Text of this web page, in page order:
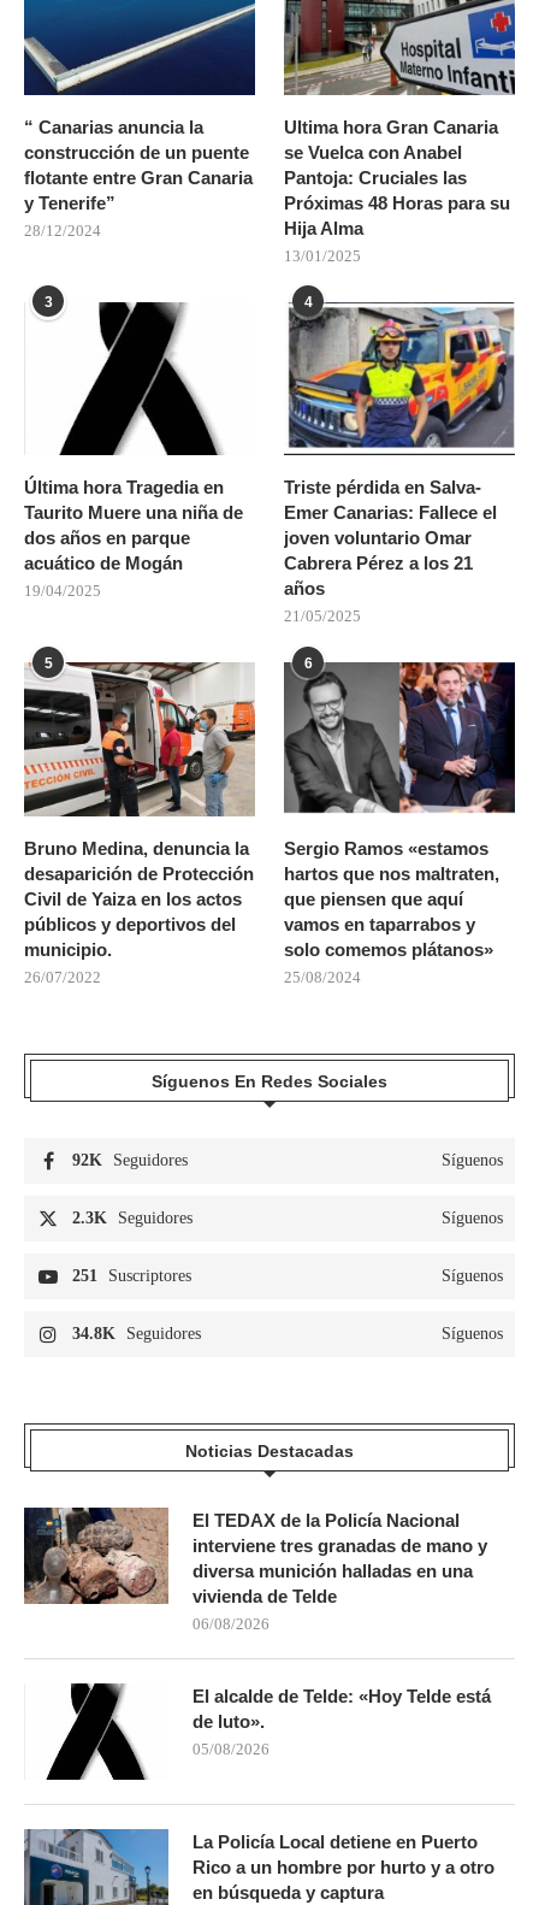
“ Canarias anuncia la
construcción de un puente
flotante entre Gran Canaria
y Tenerife”
28/12/2024
Ultima hora Gran Canaria
se Vuelca con Anabel
Pantoja: Cruciales las
Próximas 48 Horas para su
Hija Alma
13/01/2025
3
Última hora Tragedia en
Taurito Muere una niña de
dos años en parque
acuático de Mogán
19/04/2025
4
Triste pérdida en Salva-
Emer Canarias: Fallece el
joven voluntario Omar
Cabrera Pérez a los 21
años
21/05/2025
5
Bruno Medina, denuncia la
desaparición de Protección
Civil de Yaiza en los actos
públicos y deportivos del
municipio.
26/07/2022
6
Sergio Ramos «estamos
hartos que nos maltraten,
que piensen que aquí
vamos en taparrabos y
solo comemos plátanos»
25/08/2024
Síguenos En Redes Sociales
92K Seguidores Síguenos
2.3K Seguidores Síguenos
251 Suscriptores Síguenos
34.8K Seguidores Síguenos
Noticias Destacadas
El TEDAX de la Policía Nacional
interviene tres granadas de mano y
diversa munición halladas en una
vivienda de Telde
06/08/2026
El alcalde de Telde: «Hoy Telde está
de luto».
05/08/2026
La Policía Local detiene en Puerto
Rico a un hombre por hurto y a otro
en búsqueda y captura